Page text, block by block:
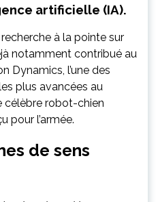
artificielle (IA).
à la pointe sur
notamment contribué au
Dynamics, l’une des
plus avancées au
célèbre robot-chien
pour l’armée.
de sens